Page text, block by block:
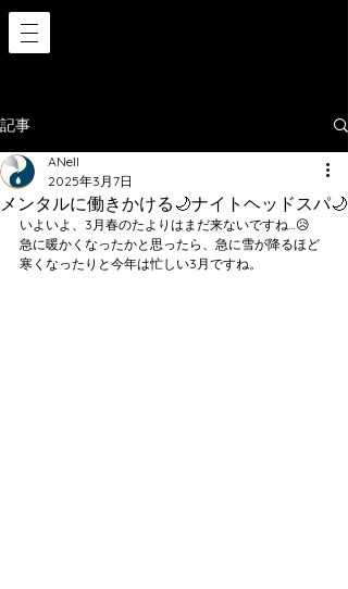
記事
メンタルに働きかける🌙ナイトヘッドスパ🌙
ANell
2025年3月7日
いよいよ、3月春のたよりはまだ来ないですね…😥
急に暖かくなったかと思ったら、急に雪が降るほど
寒くなったりと今年は忙しい3月ですね。